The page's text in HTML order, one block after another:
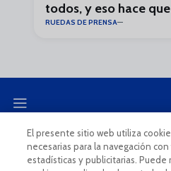
todos, y eso hace
RUEDAS DE PRENSA
CANAL ÉTICO
El presente sitio web utiliza
necesarias para la navegación
estadísticas y publicitarias. Puede